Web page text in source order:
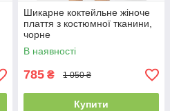
Шикарне коктейльне жіноче
плаття з костюмної тканини,
чорне
В наявності
785 ₴ 1 050 ₴
Купити